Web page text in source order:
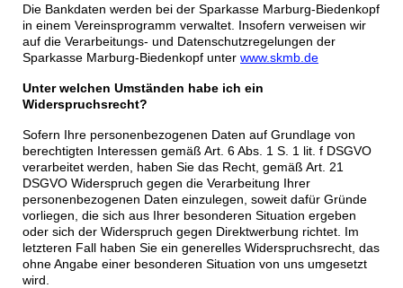
Die Bankdaten werden bei der Sparkasse Marburg-Biedenkopf
in einem Vereinsprogramm verwaltet. Insofern verweisen wir
auf die Verarbeitungs- und Datenschutzregelungen der
Sparkasse Marburg-Biedenkopf unter www.skmb.de
Unter welchen Umständen habe ich ein
Widerspruchsrecht?
Sofern Ihre personenbezogenen Daten auf Grundlage von
berechtigten Interessen gemäß Art. 6 Abs. 1 S. 1 lit. f DSGVO
verarbeitet werden, haben Sie das Recht, gemäß Art. 21
DSGVO Widerspruch gegen die Verarbeitung Ihrer
personenbezogenen Daten einzulegen, soweit dafür Gründe
vorliegen, die sich aus Ihrer besonderen Situation ergeben
oder sich der Widerspruch gegen Direktwerbung richtet. Im
letzteren Fall haben Sie ein generelles Widerspruchsrecht, das
ohne Angabe einer besonderen Situation von uns umgesetzt
wird.